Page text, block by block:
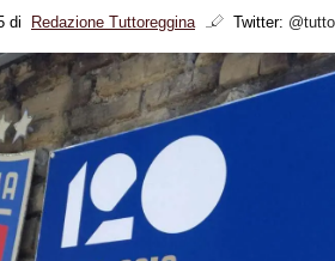
di Redazione Tuttoreggina Twitter: